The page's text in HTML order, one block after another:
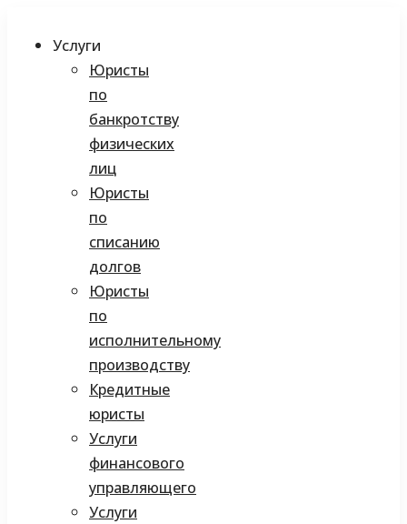
Услуги
Юристы
по
банкротству
физических
лиц
Юристы
по
списанию
долгов
Юристы
по
исполнительному
производству
Кредитные
юристы
Услуги
финансового
управляющего
Услуги